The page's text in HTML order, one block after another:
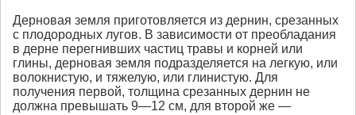
Дерновая земля приготовляется из дернин, срезанных
с плодородных лугов. В зависимости от преобладания
в дерне перегнивших частиц травы и корней или
глины, дерновая земля подразделяется на легкую, или
волокнистую, и тяжелую, или глинистую. Для
получения первой, толщина срезанных дернин не
должна превышать 9—12 см, для второй же —